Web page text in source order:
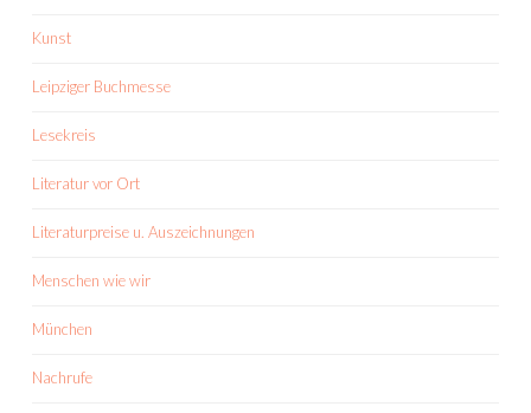
Kunst
Leipziger Buchmesse
Lesekreis
Literatur vor Ort
Literaturpreise u. Auszeichnungen
Menschen wie wir
München
Nachrufe